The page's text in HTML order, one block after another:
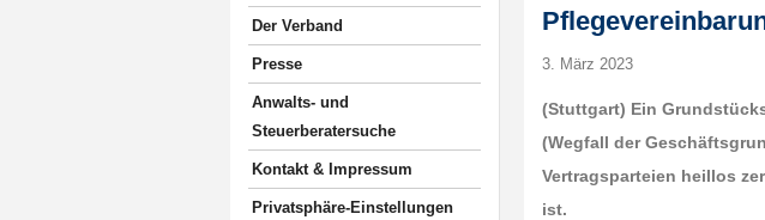
Der Verband
Presse
Anwalts- und
Steuerberatersuche
Kontakt & Impressum
Privatsphäre-Einstellungen
3. März 2023
(Stuttgart) Ein
(Wegfall der
Vertragsparteien heillos
ist.